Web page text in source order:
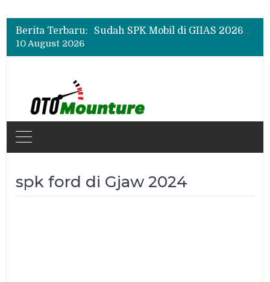
Berita Terbaru:
Rangkul Komunitas Mobil, Motul Indonesia Gelar Car MeetUp Perdana di Tangerang
Sudah SPK Mobil di GIIAS 2026? Ini Tahapan yang Harus Dilakukan Setelah Pameran
Rangkul Komunitas Mobil, Motul Indonesia Gelar Car MeetUp Perdana di Tangerang
10 August 2026
spk ford di Gjaw 2024